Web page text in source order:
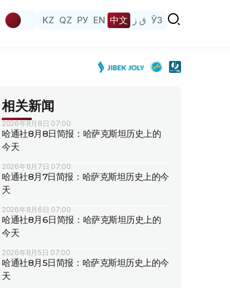
KZ QZ РУ EN 中文 ق ز ЎЗ
相关新闻
2026年8月8日 07:00
哈通社8月8日简报：哈萨克斯坦历史上的
今天
2026年8月7日 07:00
哈通社8月7日简报：哈萨克斯坦历史上的今
天
2026年8月6日 07:00
哈通社8月6日简报：哈萨克斯坦历史上的
今天
2026年8月5日 07:00
哈通社8月5日简报：哈萨克斯坦历史上的今
天